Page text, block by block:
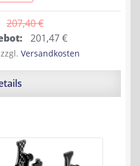
207,40 €
201,47€Aktueller
Preis
ist:
zzgl. Versandkosten